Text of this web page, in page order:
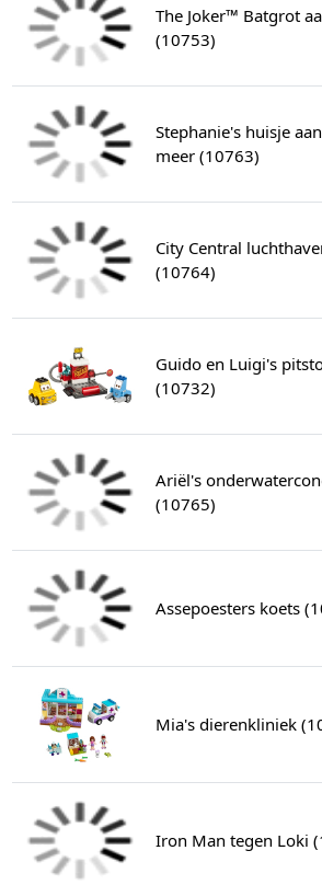
The Joker™ Batgrot
(10753)
Stephanie's huisje
meer (10763)
City Central
(10764)
Guido en Luigi's
(10732)
Ariël's
(10765)
Assepoesters koets
Mia's dierenkliniek
Iron Man tegen Loki